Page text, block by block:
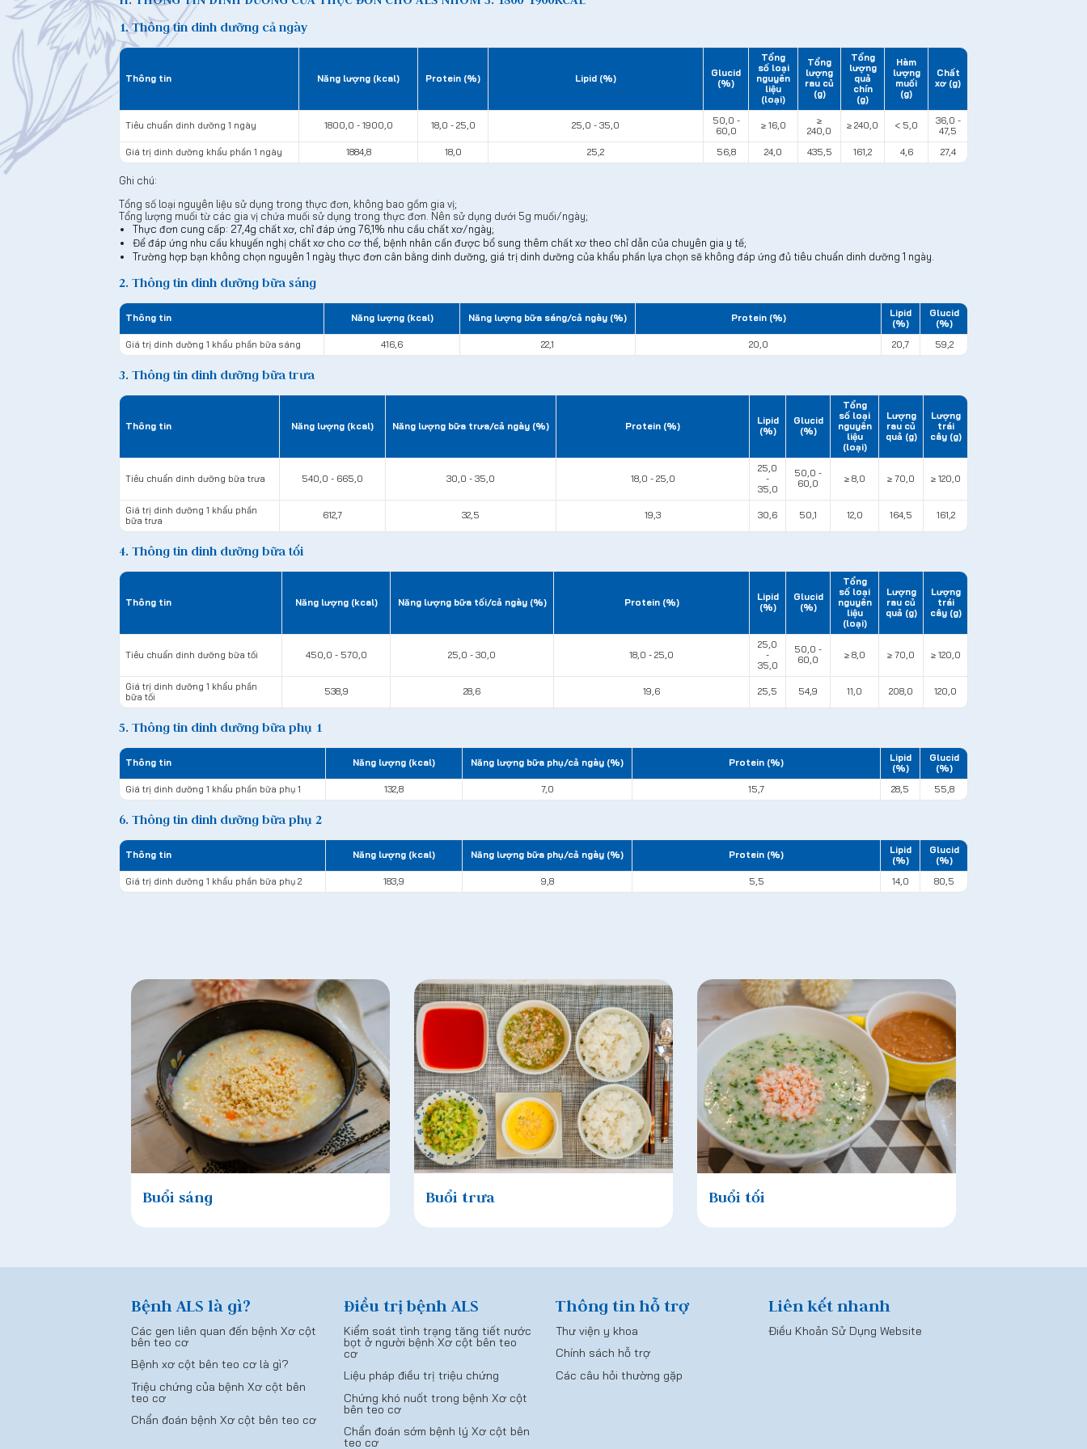
1. Thông tin dinh dưỡng cả ngày
Thông tin Năng lượng (kcal) Protein (%) Lipid (%)
Glucid
(%)
Tổng
số loại
nguyên
liệu
(loại)
Tổng
lượng
rau củ
(g)
Tổng
lượng
quả
chín
(g)
Hàm
lượng
muối
(g)
Chất
xơ (g)
Tiêu chuẩn dinh dưỡng 1 ngày 1800,0 - 1900,0 18,0 - 25,0 25,0 - 35,0
50,0 -
60,0
≥ 16,0
≥
240,0
≥ 240,0 < 5,0
36,0 -
47,5
Giá trị dinh dưỡng khẩu phần 1 ngày
1884,8 18,0 25,2 56,8 24,0 435,5 161,2 4,6 27,4
Ghi chú:
Tổng số loại nguyên liệu sử dụng trong thực đơn, không bao gồm gia vị;
Tổng lượng muối từ các gia vị chứa muối sử dụng trong thực đơn. Nên sử dụng dưới 5g muối/ngày;
Thực đơn cung cấp: 27,4g chất xơ, chỉ đáp ứng 76,1% nhu cầu chất xơ/ngày;
Để đáp ứng nhu cầu khuyến nghị chất xơ cho cơ thể, bệnh nhân cần được bổ sung thêm chất xơ theo chỉ dẫn của chuyên gia y tế;
Trường hợp bạn không chọn nguyên 1 ngày thực đơn cân bằng dinh dưỡng, giá trị dinh dưỡng của khẩu phần lựa chọn sẽ không đáp ứng đủ tiêu chuẩn dinh dưỡng 1 ngày.
2. Thông tin dinh dưỡng bữa sáng
Thông tin Năng lượng (kcal) Năng lượng bữa sáng/cả ngày (%) Protein (%)
Lipid
(%)
Glucid
(%)
Giá trị dinh dưỡng 1 khẩu phần bữa sáng
416,6 22,1 20,0 20,7 59,2
3. Thông tin dinh dưỡng bữa trưa
Thông tin Năng lượng (kcal) Năng lượng bữa trưa/cả ngày (%) Protein (%)
Lipid
(%)
Glucid
(%)
Tổng
số loại
nguyên
liệu
(loại)
Lượng
rau củ
quả (g)
Lượng
trái
cây (g)
Tiêu chuẩn dinh dưỡng bữa trưa 540,0 - 665,0 30,0 - 35,0 18,0 - 25,0
25,0
-
35,0
50,0 -
60,0
≥ 8,0 ≥ 70,0 ≥ 120,0
Giá trị dinh dưỡng 1 khẩu phần
bữa trưa
612,7 32,5 19,3 30,6 50,1 12,0 164,5 161,2
4. Thông tin dinh dưỡng bữa tối
Thông tin Năng lượng (kcal) Năng lượng bữa tối/cả ngày (%) Protein (%)
Lipid
(%)
Glucid
(%)
Tổng
số loại
nguyên
liệu
(loại)
Lượng
rau củ
quả (g)
Lượng
trái
cây (g)
Tiêu chuẩn dinh dưỡng bữa tối 450,0 - 570,0 25,0 - 30,0 18,0 - 25,0
25,0
-
35,0
50,0 -
60,0
≥ 8,0 ≥ 70,0 ≥ 120,0
Giá trị dinh dưỡng 1 khẩu phần
bữa tối
538,9 28,6 19,6 25,5 54,9 11,0 208,0 120,0
5. Thông tin dinh dưỡng bữa phụ 1
Thông tin Năng lượng (kcal) Năng lượng bữa phụ/cả ngày (%) Protein (%)
Lipid
(%)
Glucid
(%)
Giá trị dinh dưỡng 1 khẩu phần bữa phụ 1
132,8 7,0 15,7 28,5 55,8
6. Thông tin dinh dưỡng bữa phụ 2
Thông tin Năng lượng (kcal) Năng lượng bữa phụ/cả ngày (%) Protein (%)
Lipid
(%)
Glucid
(%)
Giá trị dinh dưỡng 1 khẩu phần bữa phụ 2
183,9 9,8 5,5 14,0 80,5
Buổi sáng Buổi trưa Buổi tối
Bệnh ALS là gì?
Các gen liên quan đến bệnh Xơ cột
bên teo cơ
Bệnh xơ cột bên teo cơ là gì?
Triệu chứng của bệnh Xơ cột bên
teo cơ
Chẩn đoán bệnh Xơ cột bên teo cơ
Điều trị bệnh ALS
Kiểm soát tình trạng tăng tiết nước
bọt ở người bệnh Xơ cột bên teo
cơ
Liệu pháp điều trị triệu chứng
Chứng khó nuốt trong bệnh Xơ cột
bên teo cơ
Chẩn đoán sớm bệnh lý Xơ cột bên
teo cơ
Thông tin hỗ trợ
Thư viện y khoa
Chính sách hỗ trợ
Các câu hỏi thường gặp
Liên kết nhanh
Điều Khoản Sử Dụng Website